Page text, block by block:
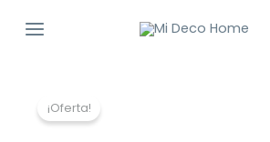
¡Oferta!